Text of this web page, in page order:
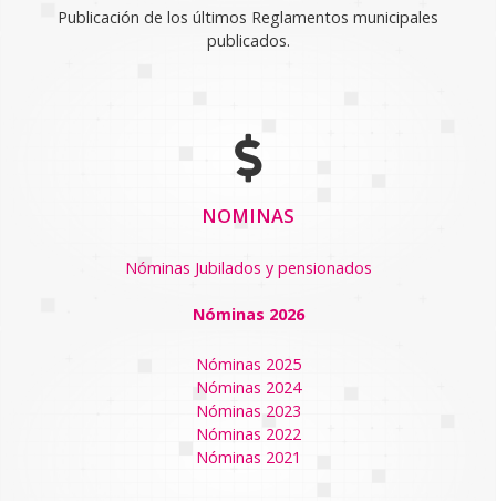
Publicación de los últimos Reglamentos municipales
publicados.
NOMINAS
Nóminas Jubilados y pensionados
Nóminas 2026
Nóminas 2025
Nóminas 2024
Nóminas 2023
Nóminas 2022
Nóminas 2021